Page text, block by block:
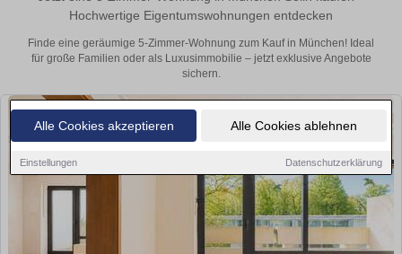
Alle Cookies akzeptieren Alle Cookies ablehnen
Einstellungen Datenschutzerklärung
Hochwertige Eigentumswohnungen entdecken
Finde eine geräumige 5-Zimmer-Wohnung zum Kauf in München! Ideal
für große Familien oder als Luxusimmobilie – jetzt exklusive Angebote
sichern.